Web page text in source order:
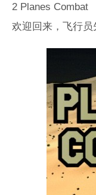
2 Planes Combat
欢迎回来，飞行员